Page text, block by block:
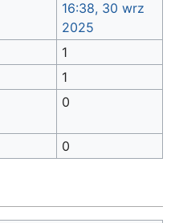
16:38, 30 wrz
2025
1
1
0
0